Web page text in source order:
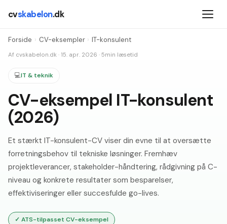
cvskabelon.dk
Forside › CV-eksempler › IT-konsulent
Af cvskabelon.dk · 15. apr. 2026 · 5min læsetid
💻IT & teknik
CV-eksempel IT-konsulent
(2026)
Et stærkt IT-konsulent-CV viser din evne til at oversætte
forretningsbehov til tekniske løsninger. Fremhæv
projektleverancer, stakeholder-håndtering, rådgivning på C-
niveau og konkrete resultater som besparelser,
effektiviseringer eller succesfulde go-lives.
✓ ATS-tilpasset CV-eksempel